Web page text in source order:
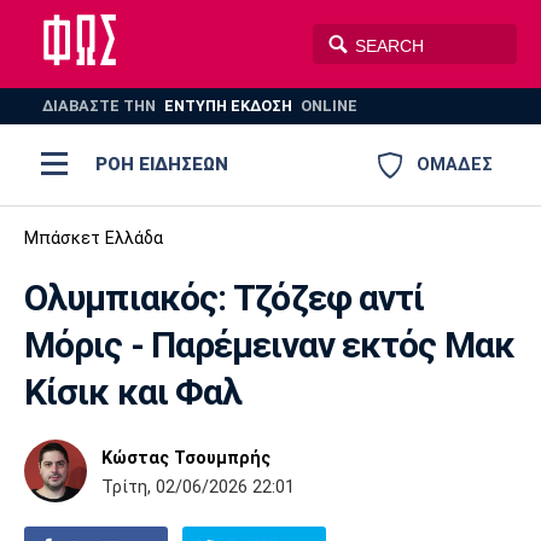
ΔΙΑΒΑΣΤΕ THN ΕΝΤΥΠΗ ΕΚΔΟΣΗ ONLINE
ΟΜΑΔΕΣ
ΡΟΗ ΕΙΔΗΣΕΩΝ
ΠΟΔΟΣΦΑΙΡΟ
ΠΟΛΟ ΣΠΟΡ
AUTO-MOTO PLUS
Ποδόσφαιρο
Super League 1
Super League 2
Ελλάδα
Μπάσκετ
Ελλάδα
EuroLeague
Ολυμπιακοί Αγώνες
Πόλο
Ολυμπιακός ΑΕΚ ΠΑΟΚ
Παναθηναϊκός Ατρόμητος
Μπάσκετ Ελλάδα
Ολυμπιακός: Τζόζεφ αντί
Μόρις - Παρέμειναν εκτός Μακ
Κίσικ και Φαλ
Κώστας Τσουμπρής
Τρίτη, 02/06/2026 22:01